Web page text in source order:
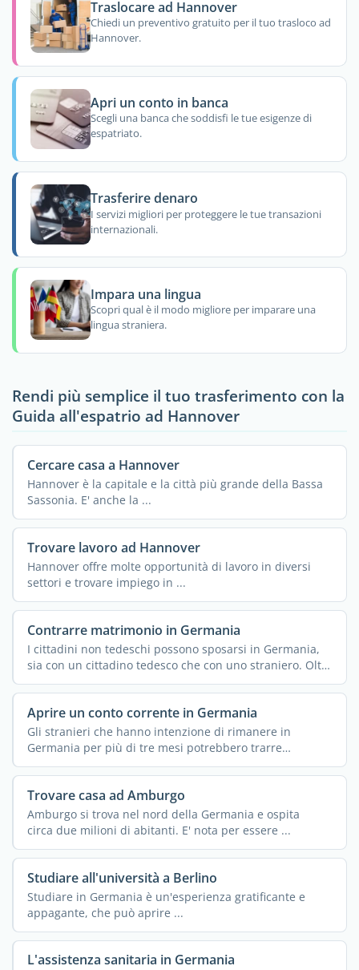
Traslocare ad Hannover
Chiedi un preventivo gratuito per il tuo trasloco ad
Hannover.
Apri un conto in banca
Scegli una banca che soddisfi le tue esigenze di
espatriato.
Trasferire denaro
I servizi migliori per proteggere le tue transazioni
internazionali.
Impara una lingua
Scopri qual è il modo migliore per imparare una
lingua straniera.
Rendi più semplice il tuo trasferimento con la
Guida all'espatrio ad Hannover
Cercare casa a Hannover
Hannover è la capitale e la città più grande della Bassa
Sassonia. E' anche la ...
Trovare lavoro ad Hannover
Hannover offre molte opportunità di lavoro in diversi
settori e trovare impiego in ...
Contrarre matrimonio in Germania
I cittadini non tedeschi possono sposarsi in Germania,
sia con un cittadino tedesco che con uno straniero. Oltre
...
Aprire un conto corrente in Germania
Gli stranieri che hanno intenzione di rimanere in
Germania per più di tre mesi potrebbero trarre
vantaggio ...
Trovare casa ad Amburgo
Amburgo si trova nel nord della Germania e ospita
circa due milioni di abitanti. E' nota per essere ...
Studiare all'università a Berlino
Studiare in Germania è un'esperienza gratificante e
appagante, che può aprire ...
L'assistenza sanitaria in Germania